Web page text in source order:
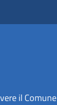
il Comune